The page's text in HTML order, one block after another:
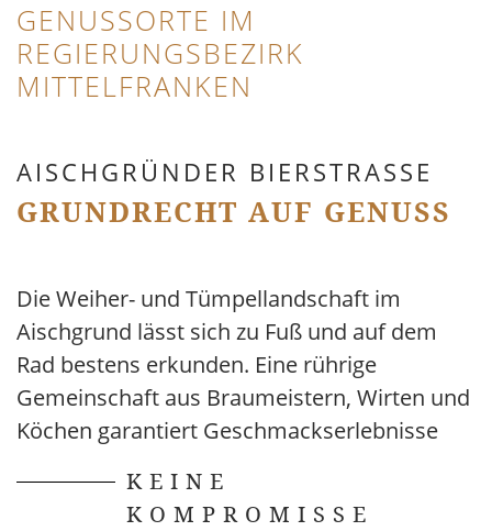
GENUSSORTE IM
REGIERUNGSBEZIRK
MITTELFRANKEN
AISCHGRÜNDER BIERSTRASSE
GRUNDRECHT AUF GENUSS
Die Weiher- und Tümpellandschaft im
Aischgrund lässt sich zu Fuß und auf dem
Rad bestens erkunden. Eine rührige
Gemeinschaft aus Braumeistern, Wirten und
Köchen garantiert Geschmackserlebnisse
KEINE
KOMPROMISSE